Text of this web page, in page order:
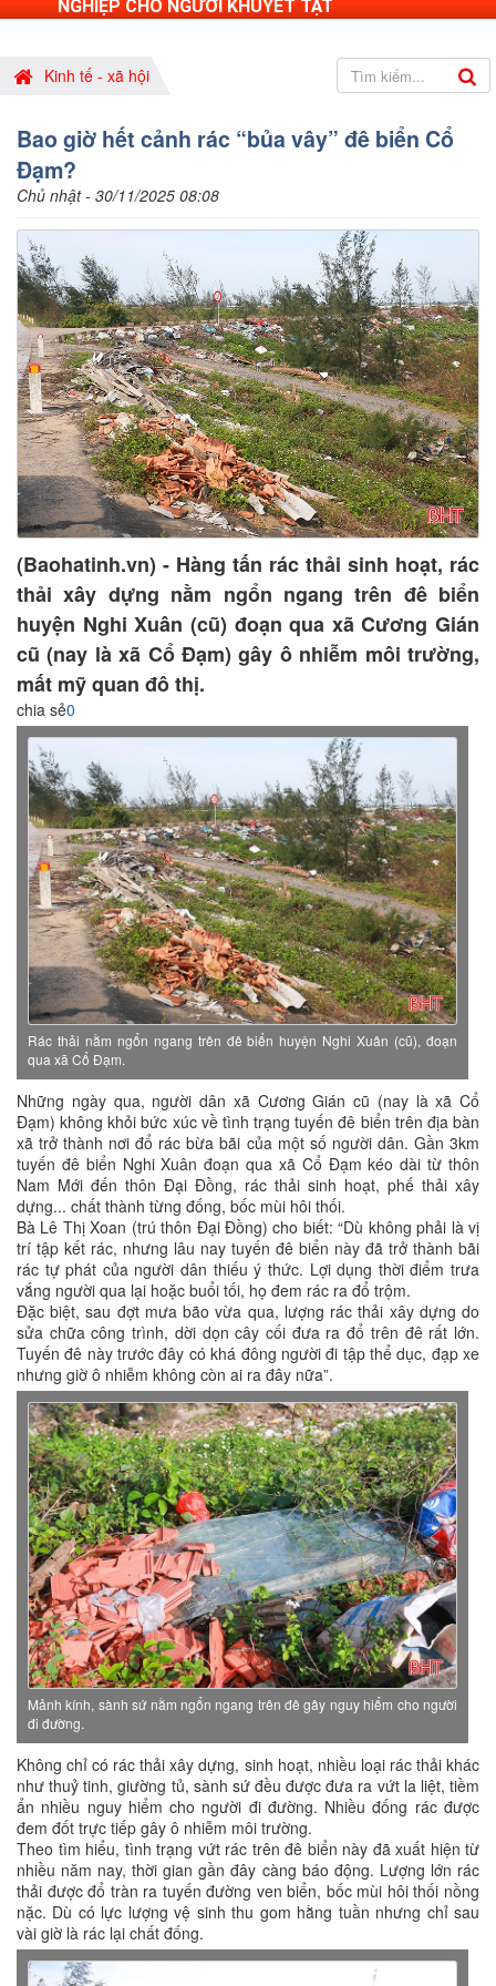
NGHIỆP CHO NGƯỜI KHUYẾT TẬT
Kinh tế - xã hội
Bao giờ hết cảnh rác “bủa vây” đê biển Cổ
Đạm?
Chủ nhật - 30/11/2025 08:08
(Baohatinh.vn) - Hàng tấn rác thải sinh hoạt, rác
thải xây dựng nằm ngổn ngang trên đê biển
huyện Nghi Xuân (cũ) đoạn qua xã Cương Gián
cũ (nay là xã Cổ Đạm) gây ô nhiễm môi trường,
mất mỹ quan đô thị.
chia sẻ0
Rác thải nằm ngổn ngang trên đê biển huyện Nghi Xuân (cũ), đoạn
qua xã Cổ Đạm.
Những ngày qua, người dân xã Cương Gián cũ (nay là xã Cổ
Đạm) không khỏi bức xúc về tình trạng tuyến đê biển trên địa bàn
xã trở thành nơi đổ rác bừa bãi của một số người dân. Gần 3km
tuyến đê biển Nghi Xuân đoạn qua xã Cổ Đạm kéo dài từ thôn
Nam Mới đến thôn Đại Đồng, rác thải sinh hoạt, phế thải xây
dựng... chất thành từng đống, bốc mùi hôi thối.
Bà Lê Thị Xoan (trú thôn Đại Đồng) cho biết: “Dù không phải là vị
trí tập kết rác, nhưng lâu nay tuyến đê biển này đã trở thành bãi
rác tự phát của người dân thiếu ý thức. Lợi dụng thời điểm trưa
vắng người qua lại hoặc buổi tối, họ đem rác ra đổ trộm.
Đặc biệt, sau đợt mưa bão vừa qua, lượng rác thải xây dựng do
sửa chữa công trình, dời dọn cây cối đưa ra đổ trên đê rất lớn.
Tuyến đê này trước đây có khá đông người đi tập thể dục, đạp xe
nhưng giờ ô nhiễm không còn ai ra đây nữa”.
Mảnh kính, sành sứ nằm ngổn ngang trên đê gây nguy hiểm cho người
đi đường.
Không chỉ có rác thải xây dựng, sinh hoạt, nhiều loại rác thải khác
như thuỷ tinh, giường tủ, sành sứ đều được đưa ra vứt la liệt, tiềm
ẩn nhiều nguy hiểm cho người đi đường. Nhiều đống rác được
đem đốt trực tiếp gây ô nhiễm môi trường.
Theo tìm hiểu, tình trạng vứt rác trên đê biển này đã xuất hiện từ
nhiều năm nay, thời gian gần đây càng báo động. Lượng lớn rác
thải được đổ tràn ra tuyến đường ven biển, bốc mùi hôi thối nồng
nặc. Dù có lực lượng vệ sinh thu gom hằng tuần nhưng chỉ sau
vài giờ là rác lại chất đống.